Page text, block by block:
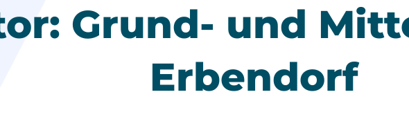
Grund- und
Erbendorf